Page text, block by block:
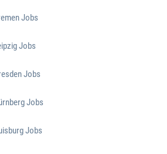
Jobs
Jobs
Jobs
Jobs
Jobs